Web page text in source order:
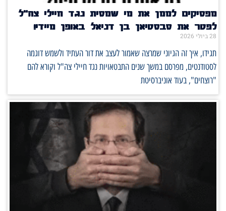
מפסיקים לממן את מי שמסית נגד חיילי צה"ל
לפטר את סבסטיאן בן דניאל באופן מיידי!
28 ביולי 2026
תגידו, איך זה הגיוני שמרצה שאמור לעצב את דור העתיד ולשמש דוגמה
לסטודנטים, מפרסם במשך שנים התבטאויות נגד חיילי צה"ל וקורא להם
"רוצחים", בעוד אוניברסיטת